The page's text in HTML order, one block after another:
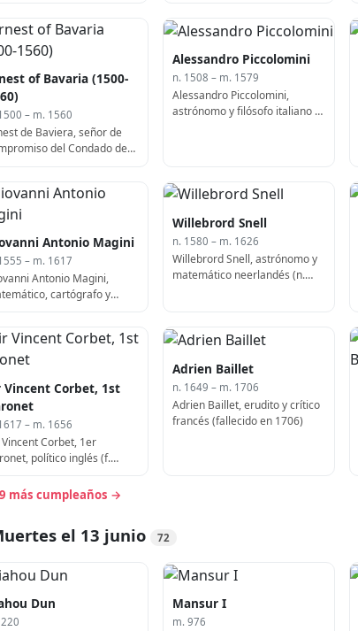
of Bavaria (1500-
– m. 1560
de Baviera, señor de
del Condado de
Alessandro Piccolomini
n. 1508 – m. 1579
Alessandro Piccolomini,
astrónomo y filósofo italiano (f.
Antonio Magini
– m. 1617
Antonio Magini,
cartógrafo y
Willebrord Snell
n. 1580 – m. 1626
Willebrord Snell, astrónomo y
matemático neerlandés (n.
Vincent Corbet, 1st
– m. 1656
Corbet, 1er
político inglés (f.
Adrien Baillet
n. 1649 – m. 1706
Adrien Baillet, erudito y crítico
francés (fallecido en 1706)
más cumpleaños →
el 13 junio 72
Dun Mansur I
m. 976